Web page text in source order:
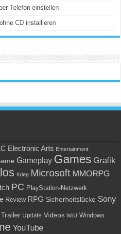
Telefon einstellen
CD installieren
Electronic Arts Entertainment
Gameplay Games Grafik
Krieg Microsoft MMORPG
PC PlayStation-Netzwerk
Review RPG Sicherheitslücke Sony
Trailer Update Videos WiiU Windows
YouTube